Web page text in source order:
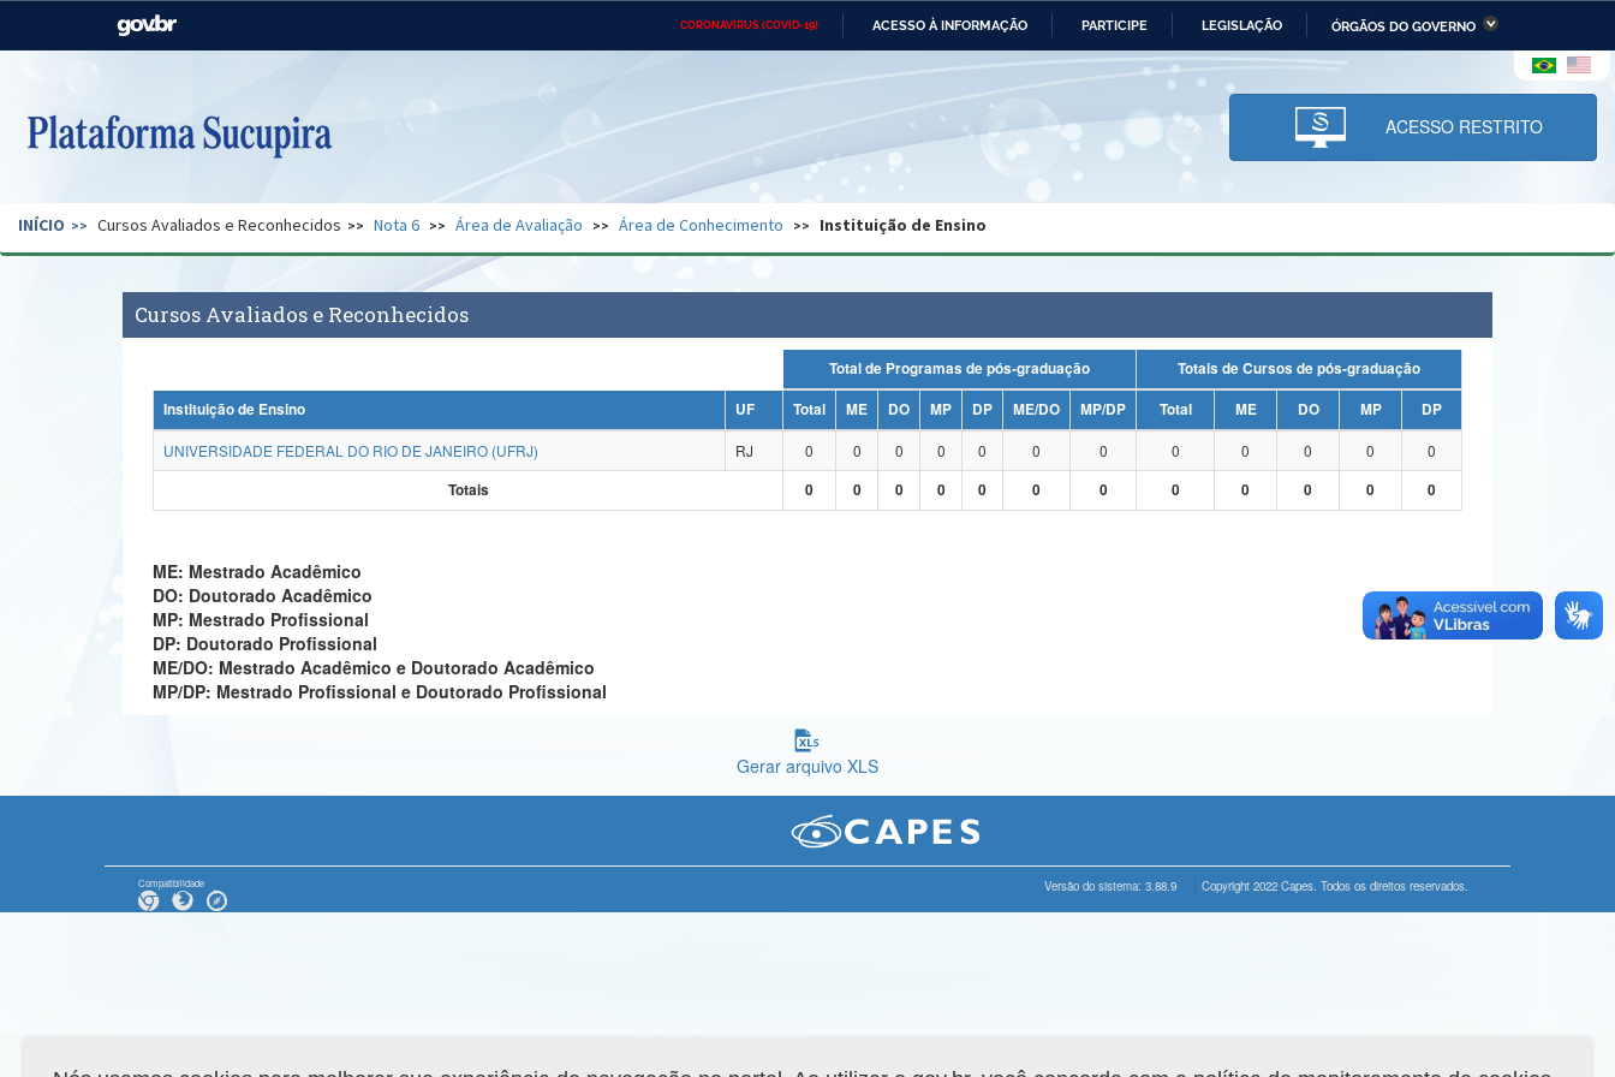
CORONAVÍRUS (COVID-19) ACESSO À INFORMAÇÃO PARTICIPE LEGISLAÇÃO ÓRGÃOS DO GOVERNO
Casa Civil Ministério das Relações Ministério da Economia Ministério da Infraestrutura
Pecuária e Abastecimento
Ministério da Ciência,
Tecnologia, Inovações e
Comunicações
Ministério do Desenvolvimento
Regional e dos Direitos Humanos
Secretaria de Governo Gabinete de Segurança Advocacia-Geral da União Banco Central do Brasil Planalto
ACESSO RESTRITO
INÍCIO Cursos Avaliados e Reconhecidos Nota 6 Área de Avaliação Área de Conhecimento Instituição de Ensino
Cursos Avaliados e Reconhecidos
Total de Programas de pós-graduação
Totais de Cursos de pós-graduação
Instituição de Ensino
UF Total ME DO MP DP ME/DO MP/DP Total ME DO MP
DP
UNIVERSIDADE FEDERAL DO RIO DE JANEIRO (UFRJ)
RJ 0 0 0 0 0 0 0 0 0 0 0
0
Totais
0 0 0 0 0 0 0 0 0 0 0 0
ME: Mestrado Acadêmico
DO: Doutorado Acadêmico
MP: Mestrado Profissional
DP: Doutorado Profissional
ME/DO: Mestrado Acadêmico e Doutorado Acadêmico
MP/DP: Mestrado Profissional e Doutorado Profissional
Gerar arquivo XLS
Compatibilidade Versão do sistema: 3.88.9 Copyright 2022 Capes. Todos os direitos reservados.